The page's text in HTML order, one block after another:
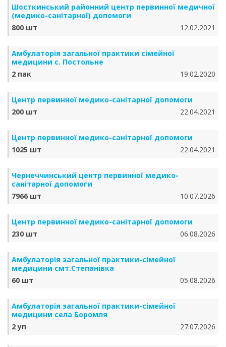
Шосткинський районний центр первинної медичної
(медико-санітарної) допомоги
800 шт
12.02.2021
Амбулаторія загальної практики сімейної
медицини с. Постольне
2 пак
19.02.2020
Центр первинної медико-санітарної допомоги
200 шт
22.04.2021
Центр первинної медико-санітарної допомоги
1025 шт
22.04.2021
Чернеччинський центр первинної медико-
санітарної допомоги
7966 шт
10.07.2026
Центр первинної медико-санітарної допомоги
230 шт
06.08.2026
Амбулаторія загальної практики-сімейної
медицини смт.Степанівка
60 шт
05.08.2026
Амбулаторія загальної практики-сімейної
медицини села Боромля
2 уп
27.07.2026